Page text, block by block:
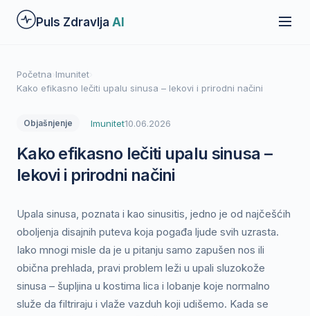
Preskoči
Puls Zdravlja AI
Početna Imunitet
Kako efikasno lečiti upalu sinusa – lekovi i prirodni načini
Objašnjenje Imunitet10.06.2026
Kako efikasno lečiti upalu sinusa –
lekovi i prirodni načini
Upala sinusa, poznata i kao sinusitis, jedno je od najčešćih
oboljenja disajnih puteva koja pogađa ljude svih uzrasta.
Iako mnogi misle da je u pitanju samo zapušen nos ili
obična prehlada, pravi problem leži u upali sluzokože
sinusa – šupljina u kostima lica i lobanje koje normalno
služe da filtriraju i vlaže vazduh koji udišemo. Kada se